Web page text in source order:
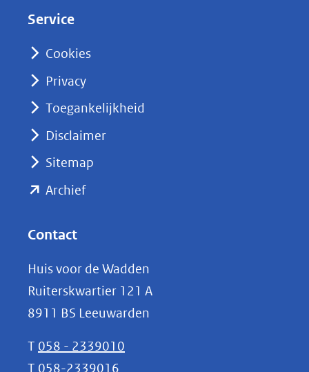
nieuw
naar
Service
Cookies
Privacy
Toegankelijkheid
Disclaimer
Sitemap
Archief(opent
(verwijst
naar
een
andere
website)
Contact
Huis voor de Wadden
Ruiterskwartier 121 A
8911 BS Leeuwarden
T 058 - 2339010
T 058-2339016